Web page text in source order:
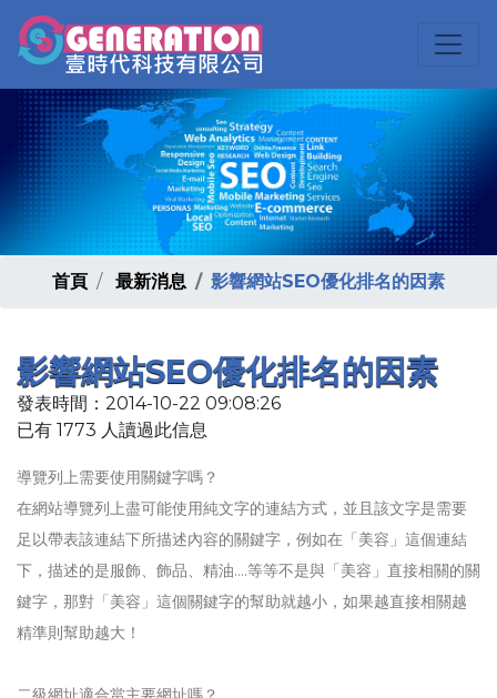
首頁 最新消息 影響網站SEO優化排名的因素
影響網站SEO優化排名的因素
發表時間：2014-10-22 09:08:26
已有 1773 人讀過此信息
導覽列上需要使用關鍵字嗎？
在網站導覽列上盡可能使用純文字的連結方式，並且該文字是需要
足以帶表該連結下所描述內容的關鍵字，例如在「美容」這個連結
下，描述的是服飾、飾品、精油….等等不是與「美容」直接相關的關
鍵字，那對「美容」這個關鍵字的幫助就越小，如果越直接相關越
精準則幫助越大！